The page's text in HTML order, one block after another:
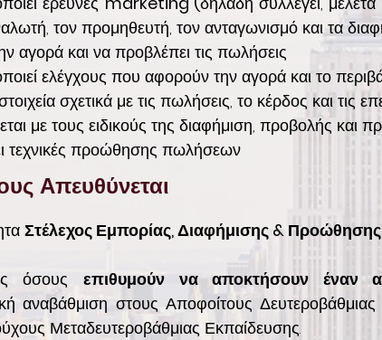
τον προμηθευτή, τον ανταγωνισμό και τα
αγορά και να προβλέπει τις πωλήσεις
ελέγχους που αφορούν την αγορά και το
σχετικά με τις πωλήσεις, το κέρδος και τις
με τους ειδικούς της διαφήμιση, προβολής
τεχνικές προώθησης πωλήσεων
Απευθύνεται
Στέλεχος Εμπορίας, Διαφήμισης &
όσους επιθυμούν να αποκτήσουν έναν
αναβάθμιση στους Αποφοίτους
Μεταδευτεροβάθμιας Εκπαίδευσης.